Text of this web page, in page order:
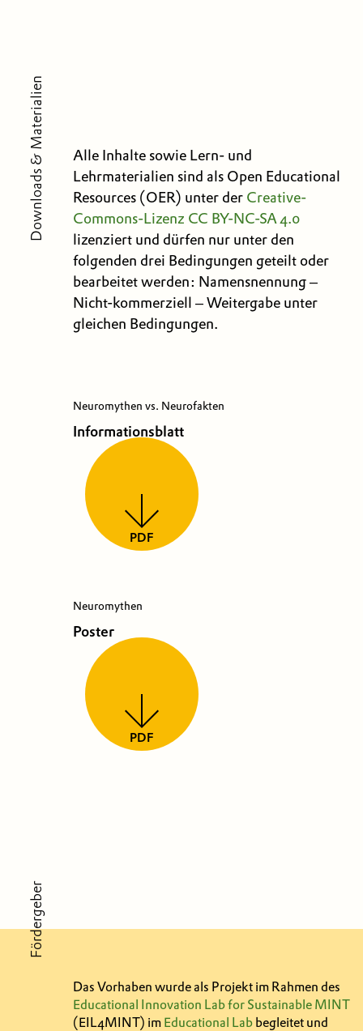
Downloads & Materialien
Alle Inhalte sowie Lern- und
Lehrmaterialien sind als Open Educational
Resources (OER) unter der Creative-
Commons-Lizenz CC BY-NC-SA 4.0
lizenziert und dürfen nur unter den
folgenden drei Bedingungen geteilt oder
bearbeitet werden: Namensnennung –
Nicht-kommerziell – Weitergabe unter
gleichen Bedingungen.
Neuromythen vs. Neurofakten
Informationsblatt
PDF
Neuromythen
Poster
PDF
Fördergeber
Das Vorhaben wurde als Projekt im Rahmen des
Educational Innovation Lab for Sustainable MINT
(EIL4MINT) im Educational Labbegleitet und